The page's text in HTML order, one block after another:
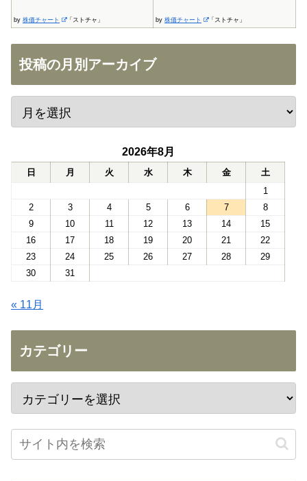
by 株価チャート 「ストチャ」 by 株価チャート 「ストチャ」
投稿の月別アーカイブ
2026年8月
日 月 火 水 木 金
土
1
2
3 4 5 6 7
8
9
10 11 12 13 14
15
16
17 18 19 20 21
22
23
24 25 26 27 28
29
30
31
« 11月
カテゴリー